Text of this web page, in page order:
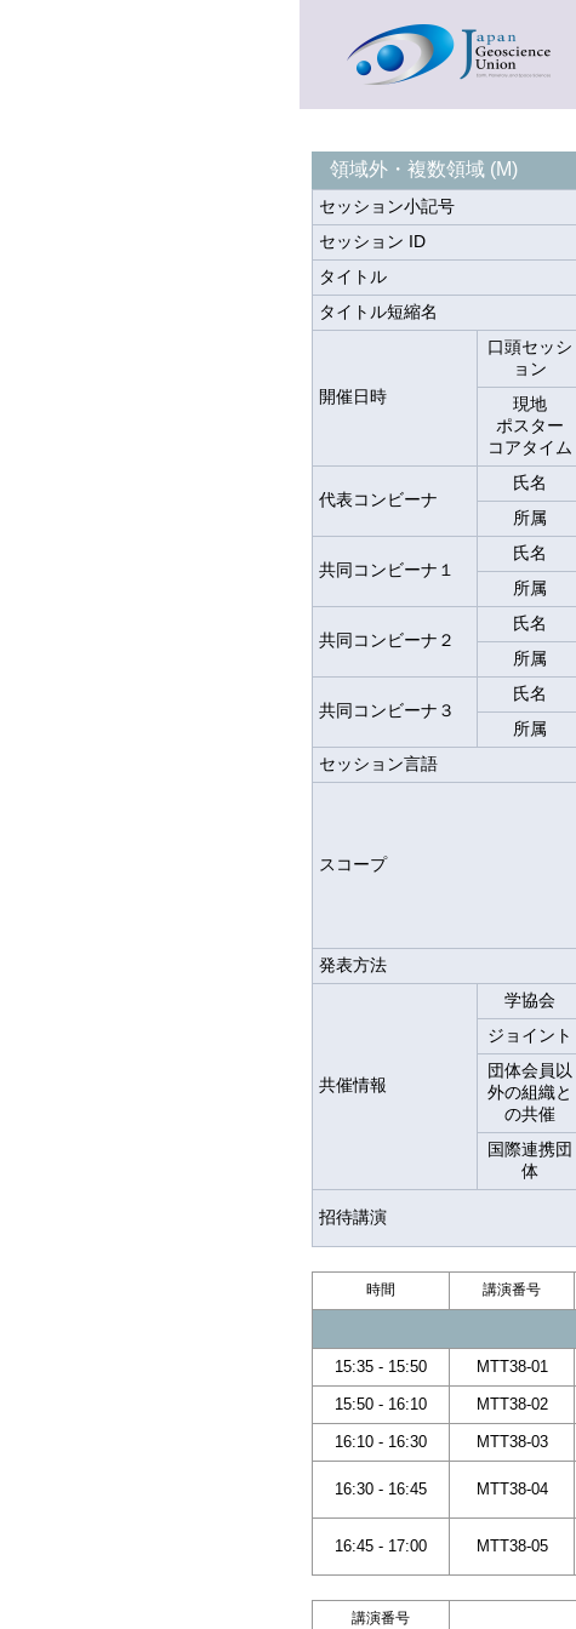
領域外・複数領域 (M)
セッション小記号
セッション ID
タイトル
タイトル短縮名
開催日時
口頭セッシ
ョン
現地
ポスター
コアタイム
代表コンビーナ
氏名
所属
共同コンビーナ１
氏名
所属
共同コンビーナ２
氏名
所属
共同コンビーナ３
氏名
所属
セッション言語
スコープ
発表方法
共催情報
学協会
ジョイント
団体会員以
外の組織と
の共催
国際連携団
体
招待講演
時間 講演番号
15:35 - 15:50 MTT38-01
15:50 - 16:10 MTT38-02
16:10 - 16:30 MTT38-03
16:30 - 16:45 MTT38-04
16:45 - 17:00 MTT38-05
講演番号